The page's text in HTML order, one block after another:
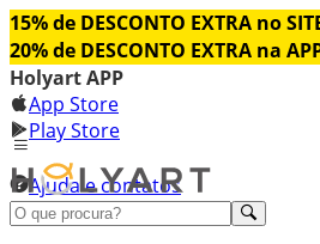
15% de DESCONTO EXTRA no
20% de DESCONTO EXTRA na
Holyart APP
App Store
Play Store
Ajuda e contatos
Conheça premium